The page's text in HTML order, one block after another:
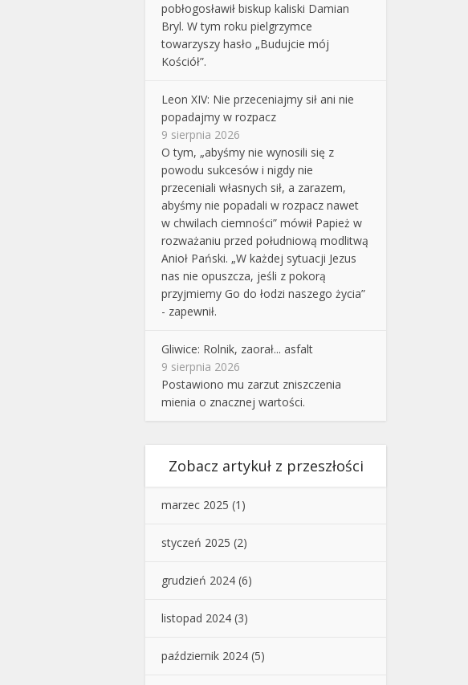
pobłogosławił biskup kaliski Damian
Bryl. W tym roku pielgrzymce
towarzyszy hasło „Budujcie mój
Kościół”.
Leon XIV: Nie przeceniajmy sił ani nie
popadajmy w rozpacz
9 sierpnia 2026
O tym, „abyśmy nie wynosili się z
powodu sukcesów i nigdy nie
przeceniali własnych sił, a zarazem,
abyśmy nie popadali w rozpacz nawet
w chwilach ciemności” mówił Papież w
rozważaniu przed południową modlitwą
Anioł Pański. „W każdej sytuacji Jezus
nas nie opuszcza, jeśli z pokorą
przyjmiemy Go do łodzi naszego życia”
- zapewnił.
Gliwice: Rolnik, zaorał... asfalt
9 sierpnia 2026
Postawiono mu zarzut zniszczenia
mienia o znacznej wartości.
Zobacz artykuł z przeszłości
marzec 2025 (1)
styczeń 2025 (2)
grudzień 2024 (6)
listopad 2024 (3)
październik 2024 (5)